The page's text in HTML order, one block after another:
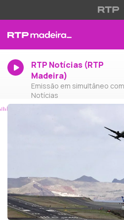
RTP Notícias (RTP
Madeira)
Emissão em simultâneo
Notícias